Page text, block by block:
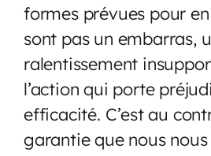
formes prévues pour
sont pas un embarras,
ralentissement
l’action qui porte
efficacité. C’est au
garantie que nous